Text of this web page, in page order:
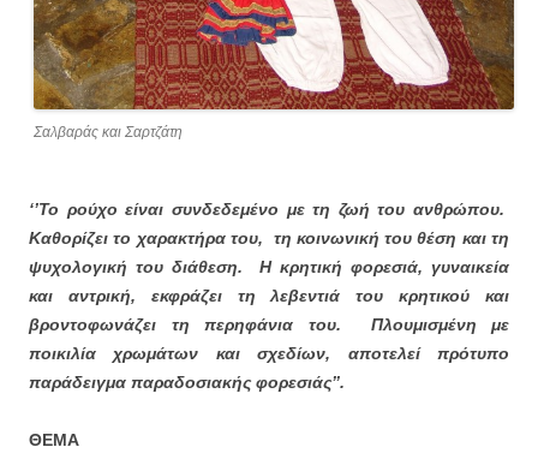
Σαλβαράς και Σαρτζάτη
‘’Το ρούχο είναι συνδεδεμένο με τη ζωή του ανθρώπου.
Καθορίζει το χαρακτήρα του, τη κοινωνική του θέση και τη
ψυχολογική του διάθεση. Η κρητική φορεσιά, γυναικεία
και αντρική, εκφράζει τη λεβεντιά του κρητικού και
βροντοφωνάζει τη περηφάνια του. Πλουμισμένη με
ποικιλία χρωμάτων και σχεδίων, αποτελεί πρότυπο
παράδειγμα παραδοσιακής φορεσιάς’’.
ΘΕΜΑ